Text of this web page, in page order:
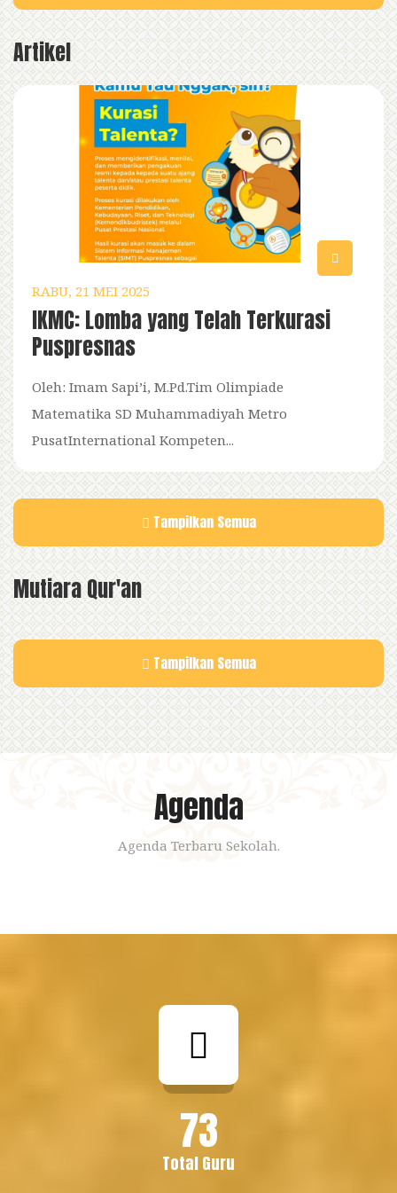
Artikel
RABU, 21 MEI 2025
IKMC: Lomba yang Telah Terkurasi
Puspresnas
Oleh: Imam Sapi’i, M.Pd.Tim Olimpiade
Matematika SD Muhammadiyah Metro
PusatInternational Kompeten...
Tampilkan Semua
Mutiara Qur'an
Tampilkan Semua
Agenda
Agenda Terbaru Sekolah.
73
Total Guru